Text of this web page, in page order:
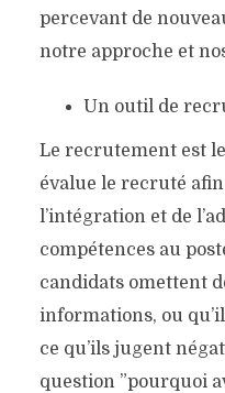
percevant de
notre approche et
Un outil de
Le recrutement est
évalue le recruté
l’intégration et de
compétences au
candidats omettent
informations, ou
ce qu’ils jugent
question ”pourquoi